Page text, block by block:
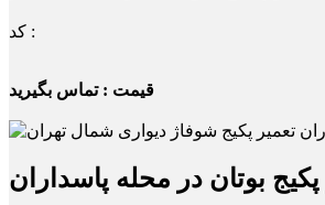
کد :
قیمت : تماس بگیرید
پکیج بوتان در محله پاسداران